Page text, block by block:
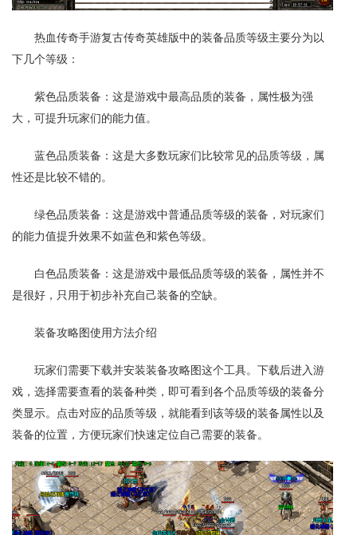
热血传奇手游复古传奇英雄版中的装备品质等级主要分为以
下几个等级：
紫色品质装备：这是游戏中最高品质的装备，属性极为强
大，可提升玩家们的能力值。
蓝色品质装备：这是大多数玩家们比较常见的品质等级，属
性还是比较不错的。
绿色品质装备：这是游戏中普通品质等级的装备，对玩家们
的能力值提升效果不如蓝色和紫色等级。
白色品质装备：这是游戏中最低品质等级的装备，属性并不
是很好，只用于初步补充自己装备的空缺。
装备攻略图使用方法介绍
玩家们需要下载并安装装备攻略图这个工具。下载后进入游
戏，选择需要查看的装备种类，即可看到各个品质等级的装备分
类显示。点击对应的品质等级，就能看到该等级的装备属性以及
装备的位置，方便玩家们快速定位自己需要的装备。